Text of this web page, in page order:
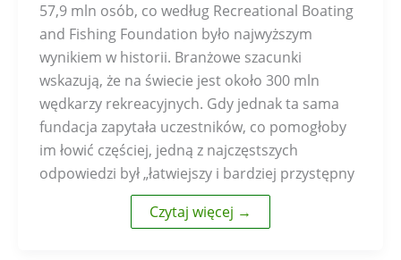
57,9 mln osób, co według Recreational Boating
and Fishing Foundation było najwyższym
wynikiem w historii. Branżowe szacunki
wskazują, że na świecie jest około 300 mln
wędkarzy rekreacyjnych. Gdy jednak ta sama
fundacja zapytała uczestników, co pomogłoby
im łowić częściej, jedną z najczęstszych
odpowiedzi był „łatwiejszy i bardziej przystępny
Czytaj więcej →